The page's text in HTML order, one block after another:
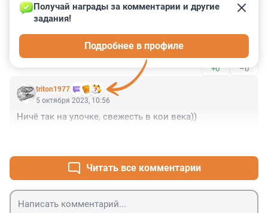
5 октября 2023, 12:38
На канале Грибоедова у Невского проспекта
отопления нет, очень холодно, просто невозможно
уже, хотя солнечная сторона.
+0 –0
triton1977
Получай награды за комментарии и другие
задания!
Подробнее в профиле
5 октября 2023, 10:56
Ничё так на улочке, свежесть в кои века))
Читать все комментарии